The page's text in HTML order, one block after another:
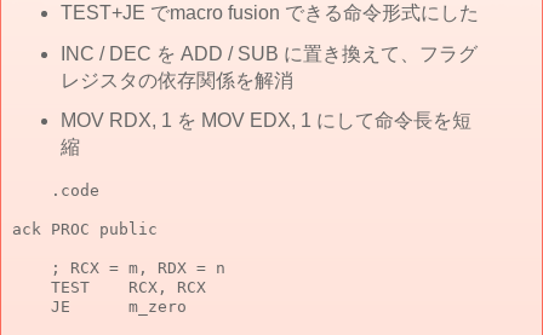
TEST+JE でmacro fusion できる命令形式にした
INC / DEC を ADD / SUB に置き換えて、フラグ
レジスタの依存関係を解消
MOV RDX, 1 を MOV EDX, 1 にして命令長を短
縮
    .code
ack PROC public
    ; RCX = m, RDX = n
    TEST    RCX, RCX
    JE      m_zero